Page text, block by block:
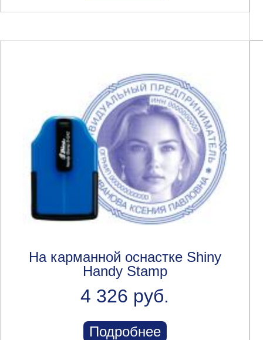
На карманной оснастке Shiny
Handy Stamp
4 326 руб.
Подробнее